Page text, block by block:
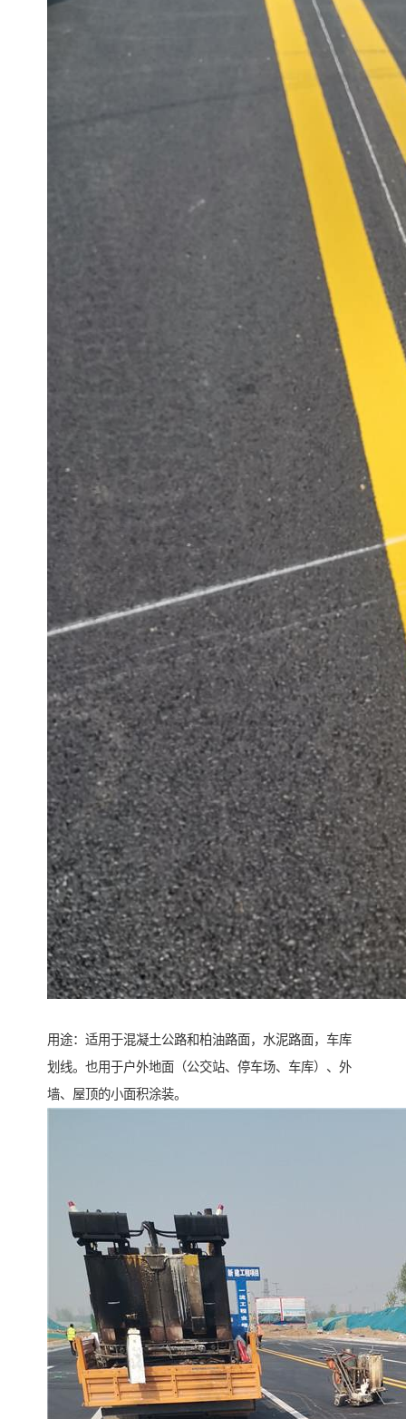
用途：适用于混凝土公路和柏油路面，水泥路面，车库
划线。也用于户外地面（公交站、停车场、车库）、外
墙、屋顶的小面积涂装。